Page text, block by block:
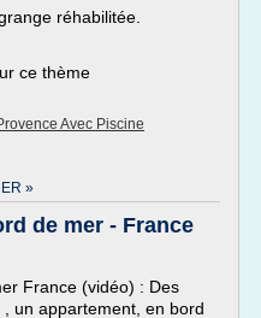
réhabilitée.
ce thème
Avec Piscine
»
de mer - France
France (vidéo) : Des
un appartement, en bord